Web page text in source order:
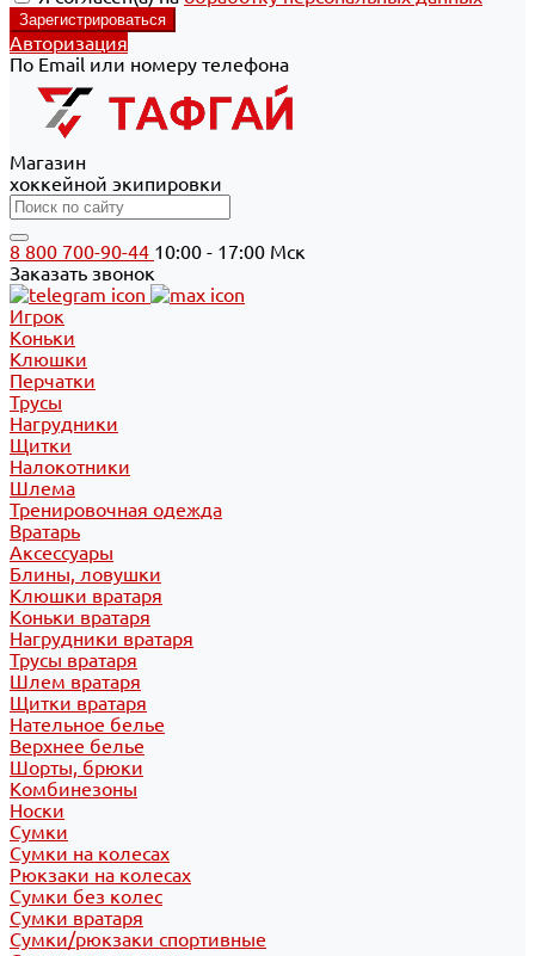
Авторизация
По Email или номеру телефона
Магазин
хоккейной экипировки
8 800 700-90-44 10:00 - 17:00 Мск
Заказать звонок
Игрок
Коньки
Клюшки
Перчатки
Трусы
Нагрудники
Щитки
Налокотники
Шлема
Тренировочная одежда
Вратарь
Аксессуары
Блины, ловушки
Клюшки вратаря
Коньки вратаря
Нагрудники вратаря
Трусы вратаря
Шлем вратаря
Щитки вратаря
Нательное белье
Верхнее белье
Шорты, брюки
Комбинезоны
Носки
Сумки
Сумки на колесах
Рюкзаки на колесах
Сумки без колес
Сумки вратаря
Сумки/рюкзаки спортивные